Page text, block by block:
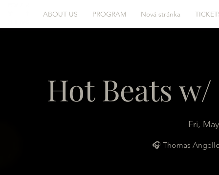
ABOUT US PROGRAM Nová stránka
Hot Beats
Fri,
🎧 Thomas